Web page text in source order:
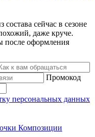
сейчас в сезоне
даже круче.
после оформления
Промокод
персональных данных
Композиции